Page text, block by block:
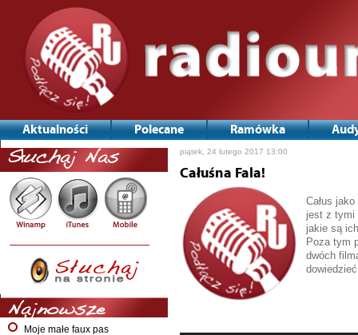
Aktualności Polecane Ramówka
Słuchaj Nas
Najnowsze
Moje małe faux pas
piątek, 24 lutego 2017 13:00
Całuśna Fala!
Całus
jest z tymi
jakie są
Poza tym
dwóch